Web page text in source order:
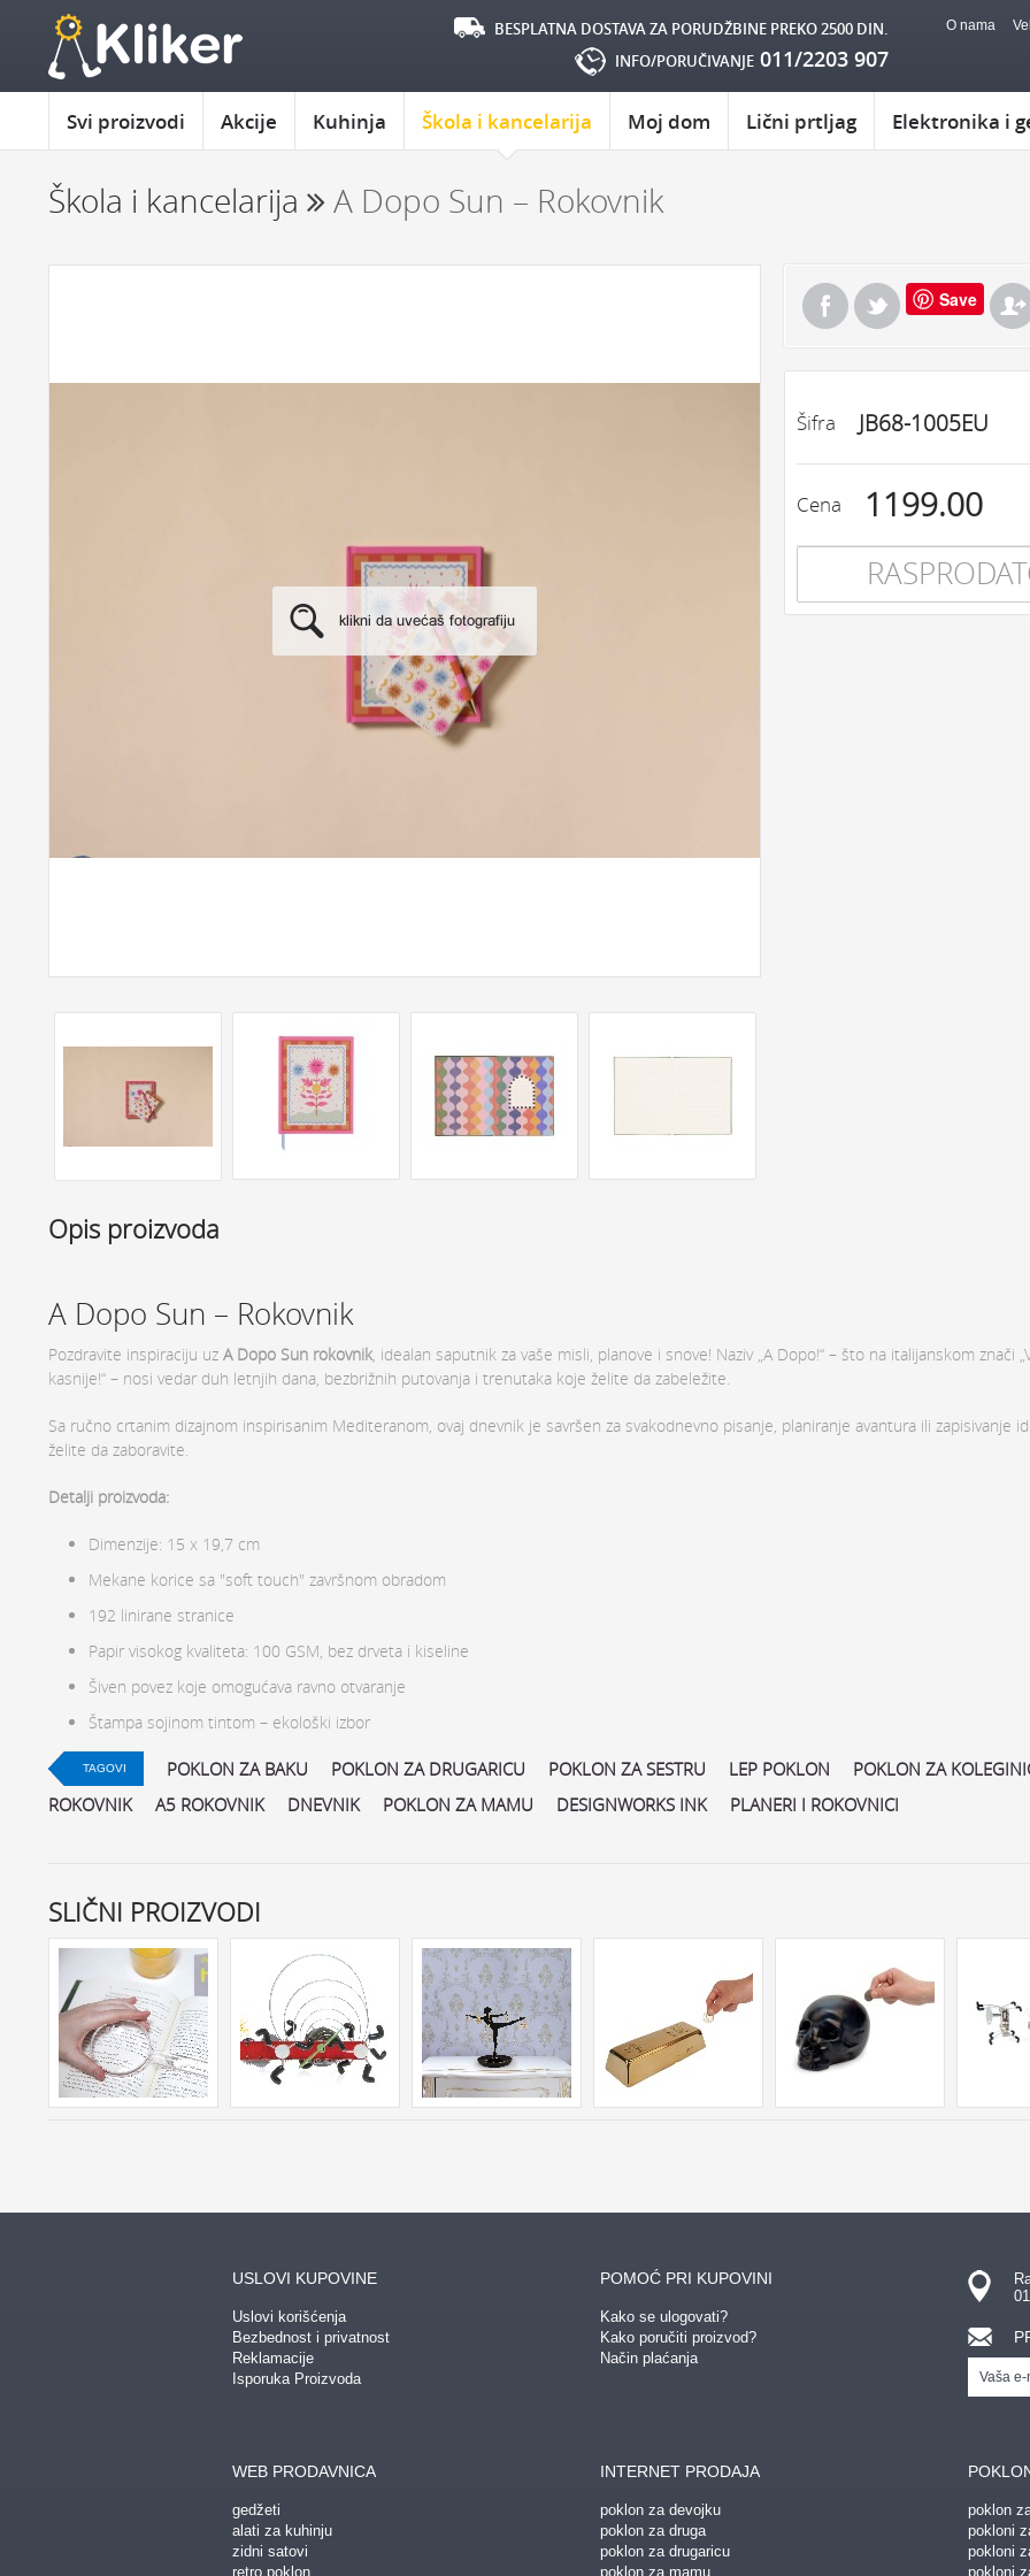
O nama
BESPLATNA DOSTAVA ZA PORUDŽBINE PREKO 2500 DIN.
INFO/PORUČIVANJE 011/2203 907
Svi proizvodi Akcije Kuhinja Škola i kancelarija Moj dom Lični prtljag Elektronika i
Škola i kancelarija A Dopo Sun – Rokovnik
Save
Šifra JB68-1005EU
Cena 1199.00
Opis proizvoda
A Dopo Sun – Rokovnik
Pozdravite inspiraciju uz A Dopo Sun rokovnik, idealan saputnik za vaše misli, planove i snove! Naziv „A Dopo!“ – što na italijanskom znači
kasnije!“ – nosi vedar duh letnjih dana, bezbrižnih putovanja i trenutaka koje želite da zabeležite.
Sa ručno crtanim dizajnom inspirisanim Mediteranom, ovaj dnevnik je savršen za svakodnevno pisanje, planiranje avantura ili zapisivanje
želite da zaboravite.
Detalji proizvoda:
Dimenzije: 15 x 19,7 cm
Mekane korice sa "soft touch" završnom obradom
192 linirane stranice
Papir visokog kvaliteta: 100 GSM, bez drveta i kiseline
Šiven povez koje omogućava ravno otvaranje
Štampa sojinom tintom – ekološki izbor
TAGOVI POKLON ZA BAKU POKLON ZA DRUGARICU POKLON ZA SESTRU LEP POKLON
POKLON ZA
ROKOVNIK
A5 ROKOVNIK DNEVNIK POKLON ZA MAMU DESIGNWORKS INK PLANERI I ROKOVNICI
SLIČNI PROIZVODI
USLOVI KUPOVINE
Uslovi korišćenja
Bezbednost i privatnost
Reklamacije
Isporuka Proizvoda
POMOĆ PRI KUPOVINI
Kako se ulogovati?
Kako poručiti proizvod?
Način plaćanja
WEB PRODAVNICA
gedžeti
alati za kuhinju
zidni satovi
retro poklon
INTERNET PRODAJA
poklon za devojku
poklon za druga
poklon za drugaricu
poklon za mamu
poklon
pokloni
pokloni
pokloni